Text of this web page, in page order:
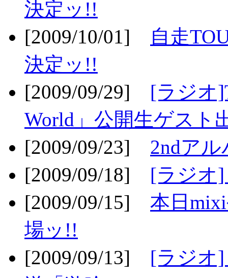
決定ッ!!
[2009/10/01]
自走
決定ッ!!
[2009/09/29] [ラジオ
World」公開生ゲスト
[2009/09/23] 2ndア
[2009/09/18] [ラジオ
[2009/09/15] 本日
場ッ!!
[2009/09/13] [ラジオ]